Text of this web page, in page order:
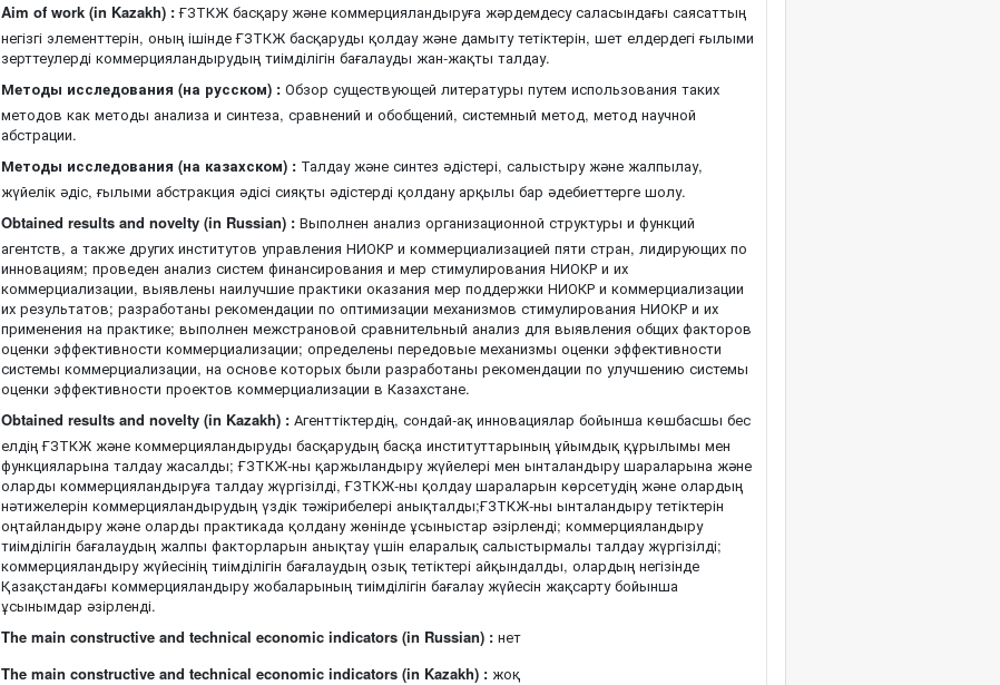
Aim of work (in Kazakh) :ҒЗТКЖ басқару және коммерцияландыруға жәрдемдесу саласындағы саясаттың
негізгі элементтерін, оның ішінде ҒЗТКЖ басқаруды қолдау және дамыту тетіктерін, шет елдердегі ғылыми
зерттеулерді коммерцияландырудың тиімділігін бағалауды жан-жақты талдау.
Методы исследования (на русском) : Обзор существующей литературы путем использования таких
методов как методы анализа и синтеза, сравнений и обобщений, системный метод, метод научной
абстрации.
Методы исследования (на казахском) : Талдау және синтез әдістері, салыстыру және жалпылау,
жүйелік әдіс, ғылыми абстракция әдісі сияқты әдістерді қолдану арқылы бар әдебиеттерге шолу.
Obtained results and novelty (in Russian) : Выполнен анализ организационной структуры и функций
агентств, а также других институтов управления НИОКР и коммерциализацией пяти стран, лидирующих по
инновациям; проведен анализ систем финансирования и мер стимулирования НИОКР и их
коммерциализации, выявлены наилучшие практики оказания мер поддержки НИОКР и коммерциализации
их результатов; разработаны рекомендации по оптимизации механизмов стимулирования НИОКР и их
применения на практике; выполнен межстрановой сравнительный анализ для выявления общих факторов
оценки эффективности коммерциализации; определены передовые механизмы оценки эффективности
системы коммерциализации, на основе которых были разработаны рекомендации по улучшению системы
оценки эффективности проектов коммерциализации в Казахстане.
Obtained results and novelty (in Kazakh) : Агенттіктердің, сондай-ақ инновациялар бойынша көшбасшы бес
елдің ҒЗТКЖ және коммерцияландыруды басқарудың басқа институттарының ұйымдық құрылымы мен
функцияларына талдау жасалды; ҒЗТКЖ-ны қаржыландыру жүйелері мен ынталандыру шараларына және
оларды коммерцияландыруға талдау жүргізілді, ҒЗТКЖ-ны қолдау шараларын көрсетудің және олардың
нәтижелерін коммерцияландырудың үздік тәжірибелері анықталды;ҒЗТКЖ-ны ынталандыру тетіктерін
оңтайландыру және оларды практикада қолдану жөнінде ұсыныстар әзірленді; коммерцияландыру
тиімділігін бағалаудың жалпы факторларын анықтау үшін еларалық салыстырмалы талдау жүргізілді;
коммерцияландыру жүйесінің тиімділігін бағалаудың озық тетіктері айқындалды, олардың негізінде
Қазақстандағы коммерцияландыру жобаларының тиімділігін бағалау жүйесін жақсарту бойынша
ұсынымдар әзірленді.
The main constructive and technical economic indicators (in Russian) : нет
The main constructive and technical economic indicators (in Kazakh) : жоқ